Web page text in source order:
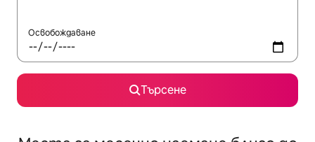
Освобождаване
Търсене